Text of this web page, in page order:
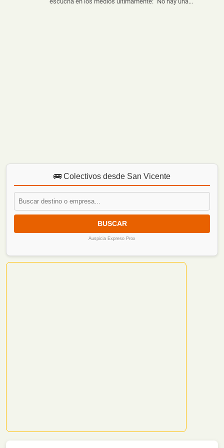
🚌 Colectivos desde San Vicente
BUSCAR
Auspicia Expreso Prox